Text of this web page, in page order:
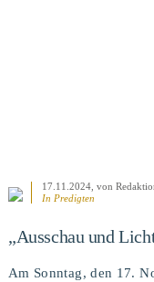
17.11.2024, von
In Predigten
„Ausschau und
Am Sonntag, den 17.